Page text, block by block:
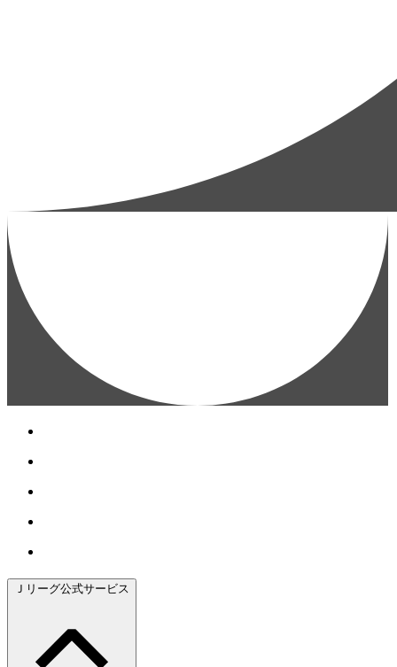
Ｊリーグ公式サービス